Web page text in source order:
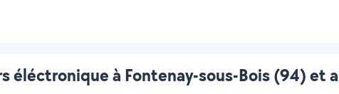
éléctronique à Fontenay-sous-Bois (94) et